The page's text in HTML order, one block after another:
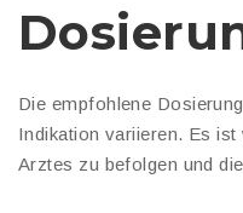
Die empfohlene
Indikation variieren. Es ist
Arztes zu befolgen und